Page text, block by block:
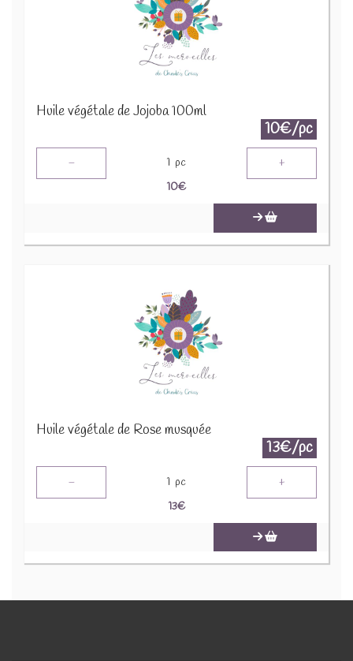
Huile végétale de Jojoba 100ml
10€/pc
- 1 pc +
10€
Huile végétale de Rose musquée
13€/pc
- 1 pc +
13€